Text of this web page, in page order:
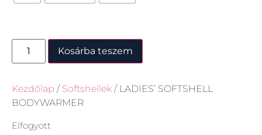
Kosárba teszem
Kezdőlap / Softshellek / LADIES’ SOFTSHELL
BODYWARMER
Elfogyott